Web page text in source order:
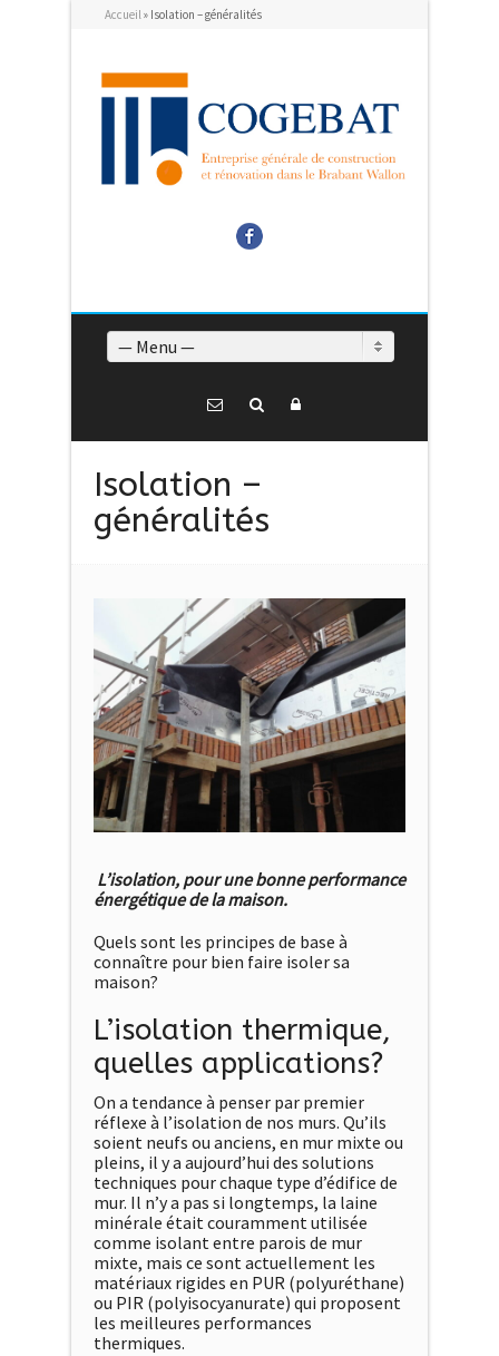
Accueil» Isolation – généralités
— Menu —
Isolation –
généralités
L’isolation, pour une bonne performance
énergétique de la maison.
Quels sont les principes de base à
connaître pour bien faire isoler sa
maison?
L’isolation thermique,
quelles applications?
On a tendance à penser par premier
réflexe à l’isolation de nos murs. Qu’ils
soient neufs ou anciens, en mur mixte ou
pleins, il y a aujourd’hui des solutions
techniques pour chaque type d’édifice de
mur. Il n’y a pas si longtemps, la laine
minérale était couramment utilisée
comme isolant entre parois de mur
mixte, mais ce sont actuellement les
matériaux rigides en PUR (polyuréthane)
ou PIR (polyisocyanurate) qui proposent
les meilleures performances
thermiques.